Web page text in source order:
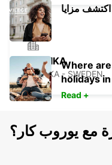
LUDVIKA
LUDVIKA - SWEDEN
Where
holidays
Read +
مع يوروب كار؟